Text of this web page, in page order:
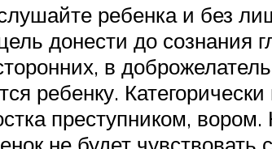
ребенка и без
донести до сознания
в
ребенку.
преступником,